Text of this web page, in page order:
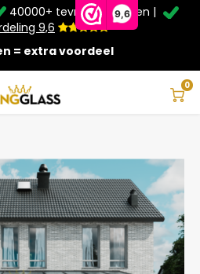
9,6
Contact
40000+ tevreden klanten |
9,6
= extra voordeel
0
kortingop schuifwanden en
extra kassa korting*
x 2.5 meter